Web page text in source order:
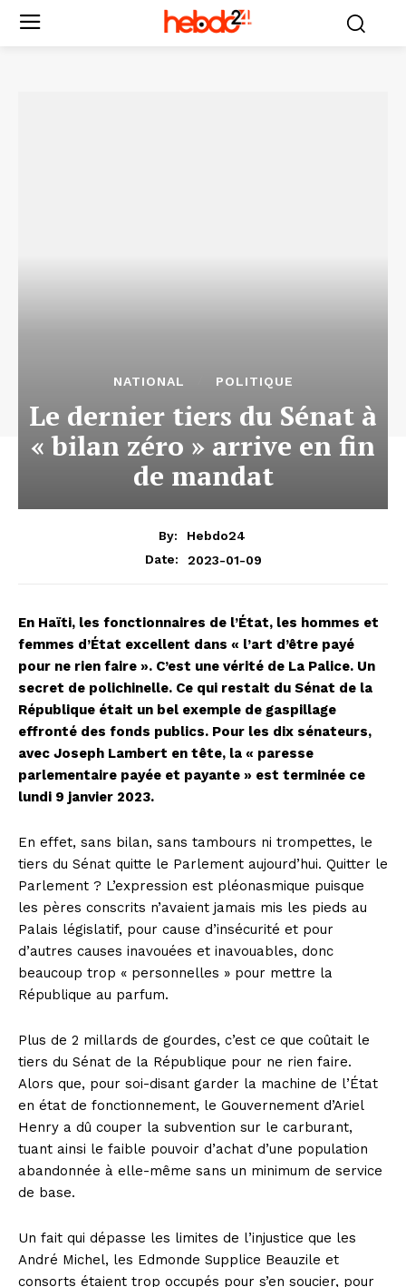
NATIONAL POLITIQUE
Le dernier tiers du Sénat à
« bilan zéro » arrive en fin
de mandat
By:
Hebdo24
Date:
2023-01-09
En Haïti, les fonctionnaires de l’État, les hommes et
femmes d’État excellent dans « l’art d’être payé
pour ne rien faire ». C’est une vérité de La Palice. Un
secret de polichinelle. Ce qui restait du Sénat de la
République était un bel exemple de gaspillage
effronté des fonds publics. Pour les dix sénateurs,
avec Joseph Lambert en tête, la « paresse
parlementaire payée et payante » est terminée ce
lundi 9 janvier 2023.
En effet, sans bilan, sans tambours ni trompettes, le
tiers du Sénat quitte le Parlement aujourd’hui. Quitter le
Parlement ? L’expression est pléonasmique puisque
les pères conscrits n’avaient jamais mis les pieds au
Palais législatif, pour cause d’insécurité et pour
d’autres causes inavouées et inavouables, donc
beaucoup trop « personnelles » pour mettre la
République au parfum.
Plus de 2 millards de gourdes, c’est ce que coûtait le
tiers du Sénat de la République pour ne rien faire.
Alors que, pour soi-disant garder la machine de l’État
en état de fonctionnement, le Gouvernement d’Ariel
Henry a dû couper la subvention sur le carburant,
tuant ainsi le faible pouvoir d’achat d’une population
abandonnée à elle-même sans un minimum de service
de base.
Un fait qui dépasse les limites de l’injustice que les
André Michel, les Edmonde Supplice Beauzile et
consorts étaient trop occupés pour s’en soucier, pour